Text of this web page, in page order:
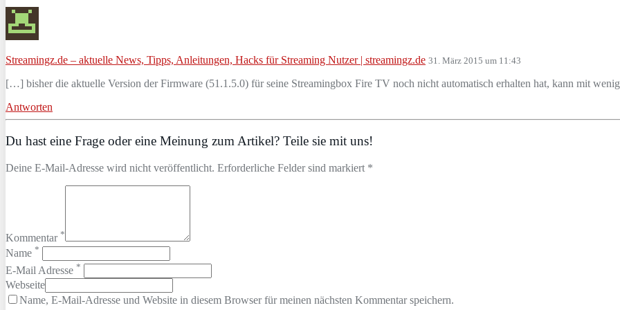
Streamingz.de – aktuelle News, Tipps, Anleitungen, Hacks für Streaming Nutzer | streamingz.de 31. März 2015 um 11:43
[…] bisher die aktuelle Version der Firmware (51.1.5.0) für seine Streamingbox Fire TV noch nicht automatisch erhalten hat, kann mit
Antworten
Du hast eine Frage oder eine Meinung zum Artikel? Teile sie mit uns!
Deine E-Mail-Adresse wird nicht veröffentlicht. Erforderliche Felder sind markiert *
Kommentar *
Name *
E-Mail Adresse *
Webseite
Name, E-Mail-Adresse und Website in diesem Browser für meinen nächsten Kommentar speichern.